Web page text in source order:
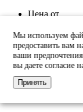
Цена от
Купить
Мы используем
предоставить вам
ваши
вы даете согласие
Принять